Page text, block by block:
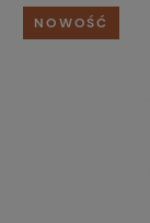
NOWOŚĆ